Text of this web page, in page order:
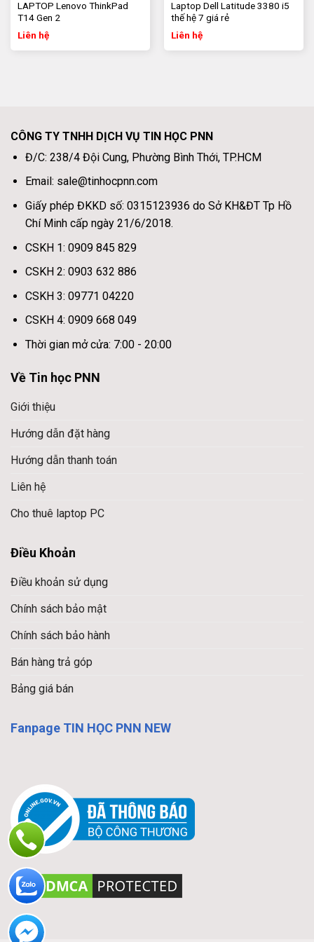
Hotline: 0931 454 838 – 0903 632 886 – 0931 454 828
Giờ làm việc:
Website:https://tinhocpnn.com/
LAPTOP Lenovo ThinkPad
T14 Gen 2
Liên hệ
Laptop Dell Latitude 3380 i5
thế hệ 7 giá rẻ
Liên hệ
CÔNG TY TNHH DỊCH VỤ TIN HỌC PNN
Đ/C: 238/4 Đội Cung, Phường Bình Thới, TP.HCM
Email: sale@tinhocpnn.com
Giấy phép ĐKKD số: 0315123936 do Sở KH&ĐT Tp Hồ
Chí Minh cấp ngày 21/6/2018.
CSKH 1: 0909 845 829
CSKH 2: 0903 632 886
CSKH 3: 09771 04220
CSKH 4: 0909 668 049
Thời gian mở cửa: 7:00 - 20:00
Về Tin học PNN
Giới thiệu
Hướng dẫn đặt hàng
Hướng dẫn thanh toán
Liên hệ
Cho thuê laptop PC
Điều Khoản
Điều khoản sử dụng
Chính sách bảo mật
Chính sách bảo hành
Bán hàng trả góp
Bảng giá bán
Fanpage TIN HỌC PNN NEW